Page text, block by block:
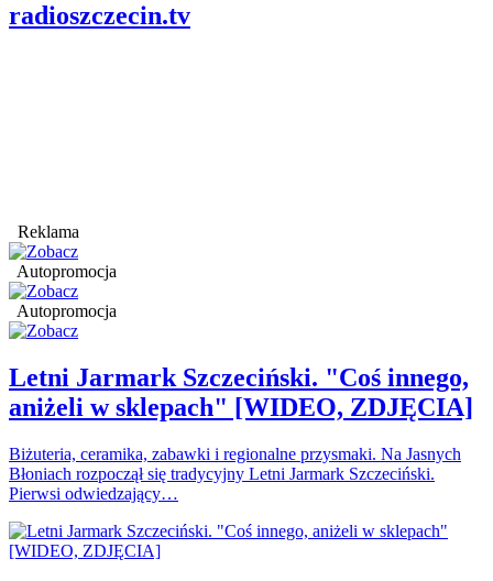
radioszczecin.tv
Reklama
Autopromocja
Autopromocja
Letni Jarmark Szczeciński. "Coś innego,
aniżeli w sklepach" [WIDEO, ZDJĘCIA]
Biżuteria, ceramika, zabawki i regionalne przysmaki. Na Jasnych
Błoniach rozpoczął się tradycyjny Letni Jarmark Szczeciński.
Pierwsi odwiedzający…